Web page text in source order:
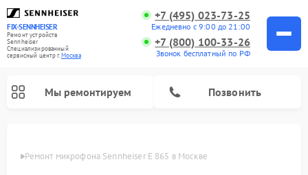
FIX-SENNHEISER
Ремонт устройств
Sennheiser
Специализированный
cервисный центр г.Москва
+7 (495) 023-73-25
Ежедневно с 9:00 до 21:00
+7 (800) 100-33-26
Звонок бесплатный по РФ
Мы ремонтируем Позвонить
Ремонт микрофона Sennheiser E 865 в Москве